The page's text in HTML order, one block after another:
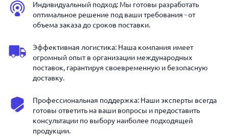
Индивидуальный подход: Мы готовы разработать
оптимальное решение под ваши требования - от
объема заказа до сроков поставки.
Эффективная логистика: Наша компания имеет
огромный опыт в организации международных
поставок, гарантируя своевременную и безопасную
доставку.
Профессиональная поддержка: Наши эксперты всегда
готовы ответить на ваши вопросы и предоставить
консультации по выбору наиболее подходящей
продукции.